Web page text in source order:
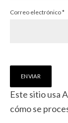
Correo electrónico*
Este sitio usa
cómo se